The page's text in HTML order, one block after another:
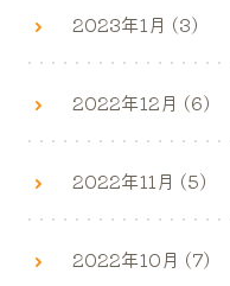
2023年1月 (3)
2022年12月 (6)
2022年11月 (5)
2022年10月 (7)